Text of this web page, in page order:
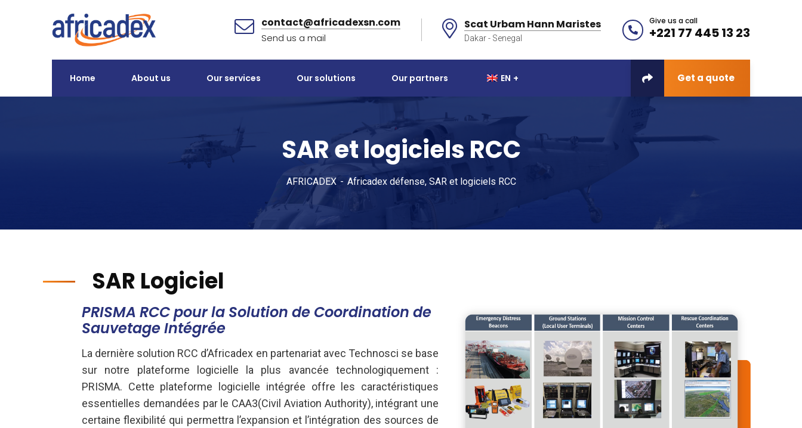
contact@africadexsn.com
Send us a mail
Scat Urbam Hann Maristes
Dakar - Senegal
Give us a call
+221 77 445 13 23
Home About us Our services Our solutions Our partners EN Get a quote
SAR et logiciels RCC
AFRICADEX Africadex défense, SAR et logiciels RCC
SAR Logiciel
PRISMA RCC pour la Solution de Coordination de
Sauvetage Intégrée
La dernière solution RCC d’Africadex en partenariat avec Technosci se base
sur notre plateforme logicielle la plus avancée technologiquement :
PRISMA. Cette plateforme logicielle intégrée offre les caractéristiques
essentielles demandées par le CAA3(Civil Aviation Authority), intégrant une
certaine flexibilité qui permettra l’expansion et l’intégration des sources de